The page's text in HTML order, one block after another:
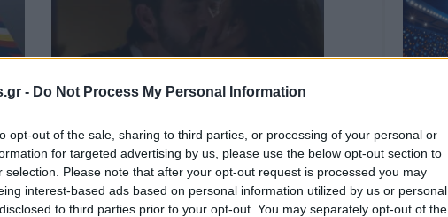
- Do Not Process My Personal Information
opt-out of the sale, sharing to third parties, or processing of your personal or
for targeted advertising by us, please use the below opt-out section to
selection. Please note that after your opt-out request is processed you may
interest-based ads based on personal information utilized by us or personal
to third parties prior to your opt-out. You may separately opt-out of the
θα